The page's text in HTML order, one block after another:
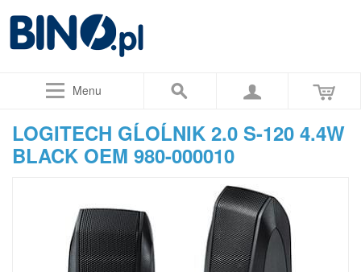
Menu
LOGITECH GĹOĹNIK 2.0 S-120 4.4W
BLACK OEM 980-000010